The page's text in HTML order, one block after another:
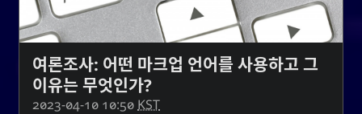
여론조사: 어떤 마크업 언어를 사용하고 그
이유는 무엇인가?
2023-04-10 10:50 KST
techmagus
Love and Relationships